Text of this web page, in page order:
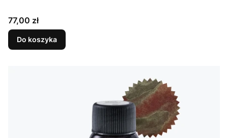
Cena
77,00 zł
Do koszyka